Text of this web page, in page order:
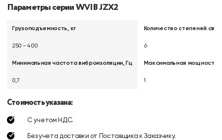
Параметры серии WVIB JZX2
Грузоподъемность, кг
250 - 400
Минимальная частота виброизоляции, Гц
0,7
Количество степеней
6
Максимальная мощность,
1
Стоимость указана:
С учетом НДС.
Без учета доставки от Поставщика к Заказчику.